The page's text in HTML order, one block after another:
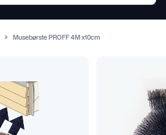
Musebørste PROFF 4M x10cm